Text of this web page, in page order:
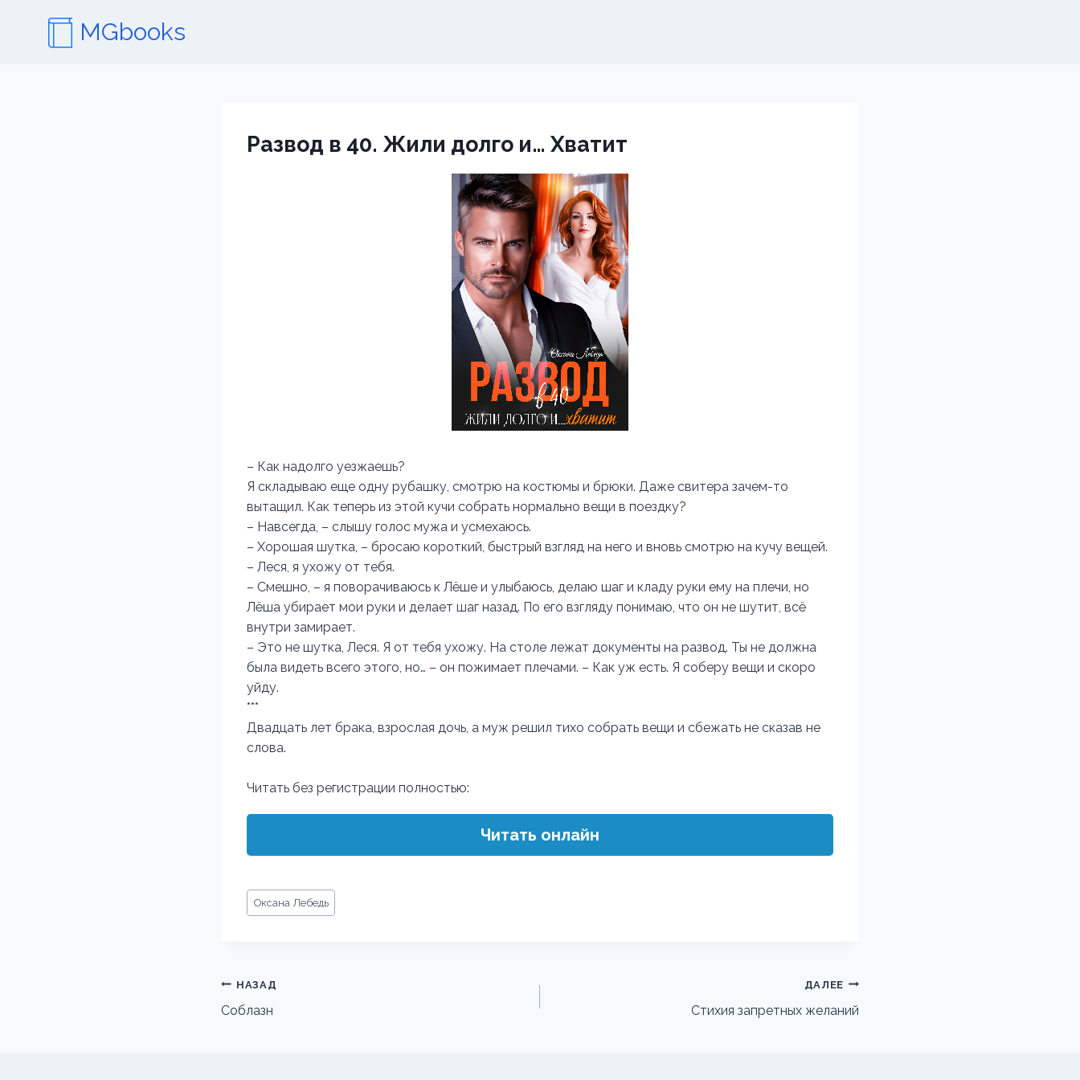
содержимому
MGbooks
Развод в 40. Жили долго и… Хватит
– Как надолго уезжаешь?
Я складываю еще одну рубашку, смотрю на костюмы и брюки. Даже свитера зачем-то
вытащил. Как теперь из этой кучи собрать нормально вещи в поездку?
– Навсегда, – слышу голос мужа и усмехаюсь.
– Хорошая шутка, – бросаю короткий, быстрый взгляд на него и вновь смотрю на кучу вещей.
– Леся, я ухожу от тебя.
– Смешно, – я поворачиваюсь к Лёше и улыбаюсь, делаю шаг и кладу руки ему на плечи, но
Лёша убирает мои руки и делает шаг назад. По его взгляду понимаю, что он не шутит, всё
внутри замирает.
– Это не шутка, Леся. Я от тебя ухожу. На столе лежат документы на развод. Ты не должна
была видеть всего этого, но… – он пожимает плечами. – Как уж есть. Я соберу вещи и скоро
уйду.
***
Двадцать лет брака, взрослая дочь, а муж решил тихо собрать вещи и сбежать не сказав не
слова.
Читать без регистрации полностью:
Читать онлайн
Метки
записи:
Оксана Лебедь
Навигация
по
НАЗАД
Соблазн
ДАЛЕЕ
Стихия запретных желаний